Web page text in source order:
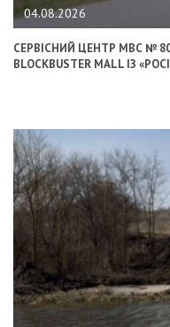
04.08.2026
СЕРВІСНИЙ ЦЕНТР МВС №
BLOCKBUSTER MALL ІЗ